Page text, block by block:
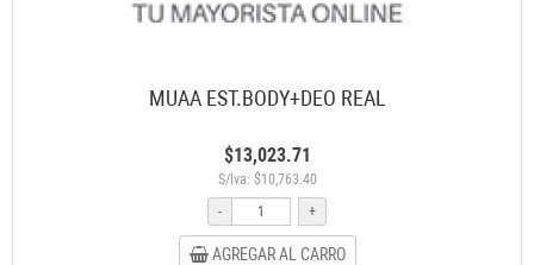
MUAA EST.BODY+DEO REAL
$13,023.71
S/Iva: $10,763.40
-
+
AGREGAR AL CARRO